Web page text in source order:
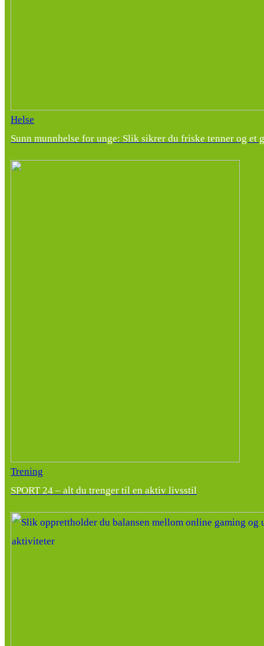
Helse
Sunn munnhelse for unge: Slik sikrer du friske tenner og et
Trening
SPORT 24 – alt du trenger til en aktiv livsstil